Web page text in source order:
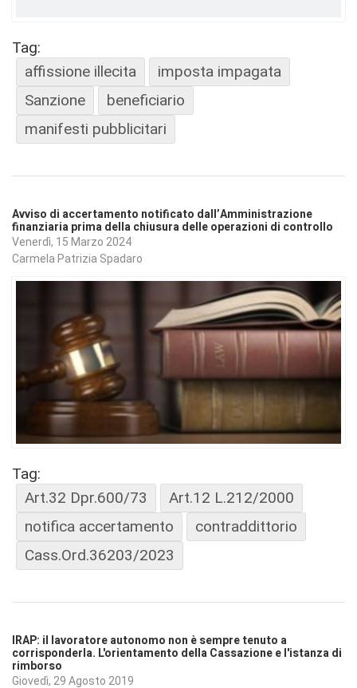
Tag:
affissione illecita
imposta impagata
Sanzione
beneficiario
manifesti pubblicitari
Avviso di accertamento notificato dall’Amministrazione
finanziaria prima della chiusura delle operazioni di controllo
Venerdì, 15 Marzo 2024
Carmela Patrizia Spadaro
Tag:
Art.32 Dpr.600/73
Art.12 L.212/2000
notifica accertamento
contraddittorio
Cass.Ord.36203/2023
IRAP: il lavoratore autonomo non è sempre tenuto a
corrisponderla. L'orientamento della Cassazione e l'istanza di
rimborso
Giovedì, 29 Agosto 2019